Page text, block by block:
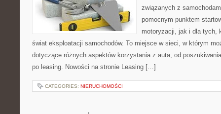
związanych z
pomocnym punktem
motoryzacji, jak i dla tych,
świat eksploatacji samochodów. To miejsce w sieci, w którym
dotyczące różnych aspektów korzystania z auta, od
po leasing. Nowości na stronie Leasing […]
CATEGORIES: NIERUCHOMOŚCI